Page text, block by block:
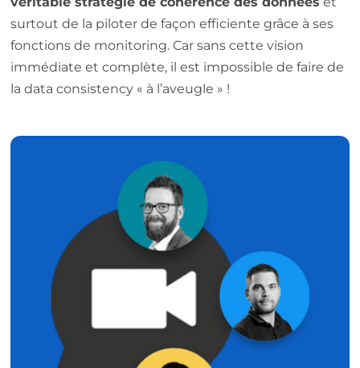
surtout de la piloter de façon efficiente grâce à ses
fonctions de monitoring. Car sans cette vision
immédiate et complète, il est impossible de faire de
la data consistency « à l’aveugle » !